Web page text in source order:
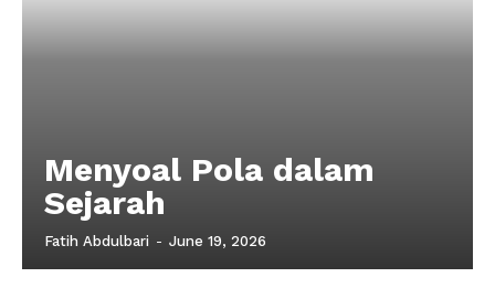
Menyoal Pola dalam
Sejarah
Fatih Abdulbari - June 19, 2026